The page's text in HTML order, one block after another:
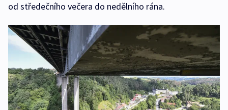
od středečního večera do nedělního rána.